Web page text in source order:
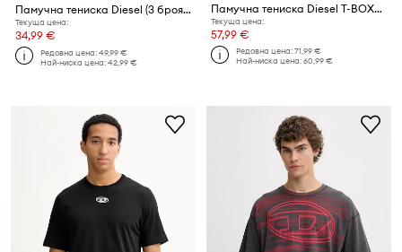
Памучна тениска Diesel (3 броя) UMTEE-MICHAEL-3PACK
Текуща цена:
34,99 €
Редовна цена:49,99 €
Най-ниска цена:42,99 €
Памучна тениска Diesel T-BOXT-BISK
Текуща цена:
57,99 €
Редовна цена:71,99 €
Най-ниска цена:60,99 €